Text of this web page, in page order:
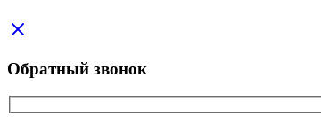
Обратный звонок